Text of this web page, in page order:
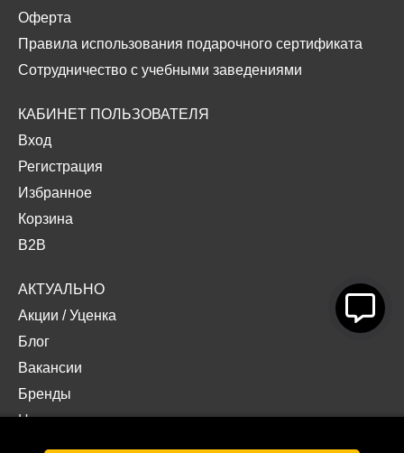
Оферта
Правила использования подарочного сертификата
Сотрудничество с учебными заведениями
КАБИНЕТ ПОЛЬЗОВАТЕЛЯ
Вход
Регистрация
Избранное
Корзина
B2B
АКТУАЛЬНО
Акции /Уценка
Блог
Вакансии
Бренды
Наши проекты
Документы